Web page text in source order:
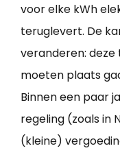
voor elke kWh
teruglevert. De
veranderen:
moeten plaats
Binnen een paar
regeling (zoals in
(kleine)